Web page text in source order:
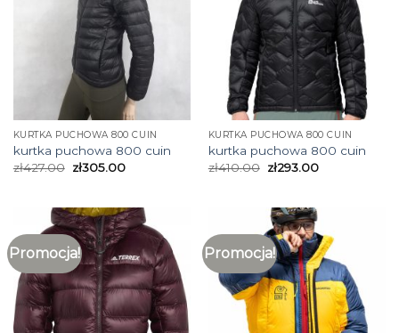
KURTKA PUCHOWA 800 CUIN
kurtka puchowa 800 cuin
zł427.00 zł305.00
KURTKA PUCHOWA 800 CUIN
kurtka puchowa 800 cuin
zł410.00 zł293.00
Promocja! Promocja!